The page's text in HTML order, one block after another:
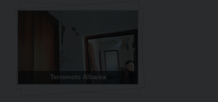
Terremoto Albania